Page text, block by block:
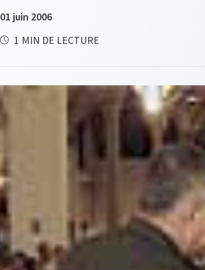
01 juin 2006
1 MIN DE LECTURE